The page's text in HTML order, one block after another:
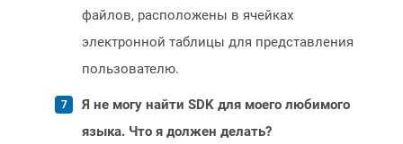
файлов, расположены в ячейках
электронной таблицы для представления
пользователю.
Я не могу найти SDK для моего любимого
языка. Что я должен делать?